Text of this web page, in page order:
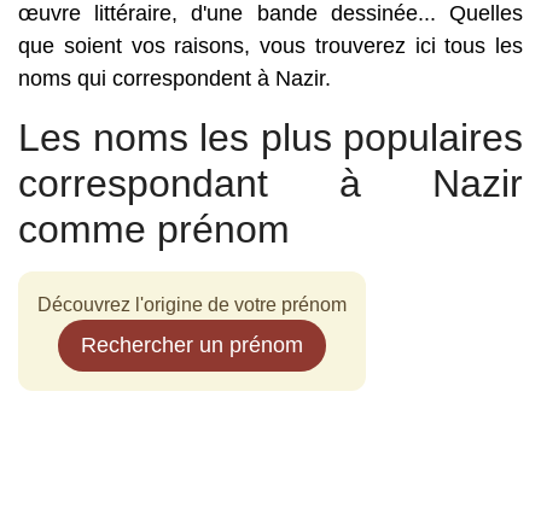
œuvre littéraire, d'une bande dessinée... Quelles
que soient vos raisons, vous trouverez ici tous les
noms qui correspondent à Nazir.
Les noms les plus populaires
correspondant à Nazir
comme prénom
Découvrez l'origine de votre prénom
Rechercher un prénom